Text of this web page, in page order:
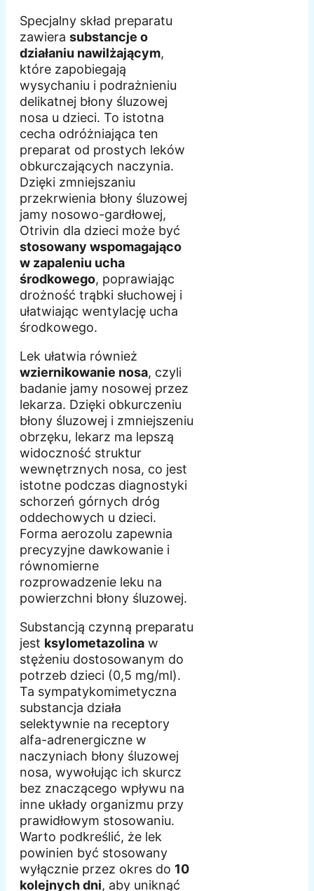
Specjalny skład preparatu
zawiera substancje o
działaniu nawilżającym,
które zapobiegają
wysychaniu i podrażnieniu
delikatnej błony śluzowej
nosa u dzieci. To istotna
cecha odróżniająca ten
preparat od prostych leków
obkurczających naczynia.
Dzięki zmniejszaniu
przekrwienia błony śluzowej
jamy nosowo-gardłowej,
Otrivin dla dzieci może być
stosowany wspomagająco
w zapaleniu ucha
środkowego, poprawiając
drożność trąbki słuchowej i
ułatwiając wentylację ucha
środkowego.
Lek ułatwia również
wziernikowanie nosa, czyli
badanie jamy nosowej przez
lekarza. Dzięki obkurczeniu
błony śluzowej i zmniejszeniu
obrzęku, lekarz ma lepszą
widoczność struktur
wewnętrznych nosa, co jest
istotne podczas diagnostyki
schorzeń górnych dróg
oddechowych u dzieci.
Forma aerozolu zapewnia
precyzyjne dawkowanie i
równomierne
rozprowadzenie leku na
powierzchni błony śluzowej.
Substancją czynną preparatu
jest ksylometazolina w
stężeniu dostosowanym do
potrzeb dzieci (0,5 mg/ml).
Ta sympatykomimetyczna
substancja działa
selektywnie na receptory
alfa-adrenergiczne w
naczyniach błony śluzowej
nosa, wywołując ich skurcz
bez znaczącego wpływu na
inne układy organizmu przy
prawidłowym stosowaniu.
Warto podkreślić, że lek
powinien być stosowany
wyłącznie przez okres do 10
kolejnych dni, aby uniknąć